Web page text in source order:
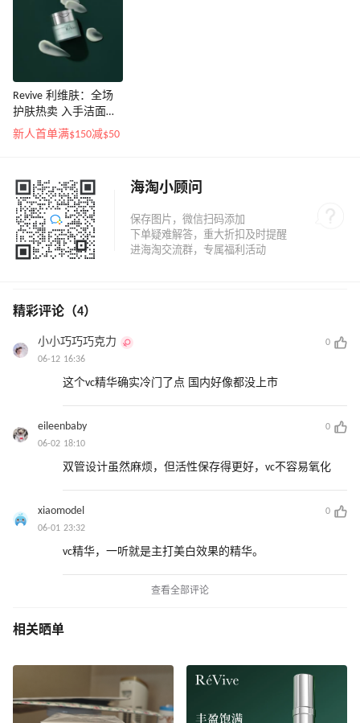
Revive 利维肤：全场
护肤热卖 入手洁面、
眼膜
新人首单满$150减$50
海淘小顾问
精彩评论（4）
小小巧巧巧克力
0
06-12 16:36
这个vc精华确实冷门了点 国内好像都没上市
eileenbaby
0
06-02 18:10
双管设计虽然麻烦，但活性保存得更好，vc不容易氧化
xiaomodel
0
06-01 23:32
vc精华，一听就是主打美白效果的精华。
查看全部评论
相关晒单